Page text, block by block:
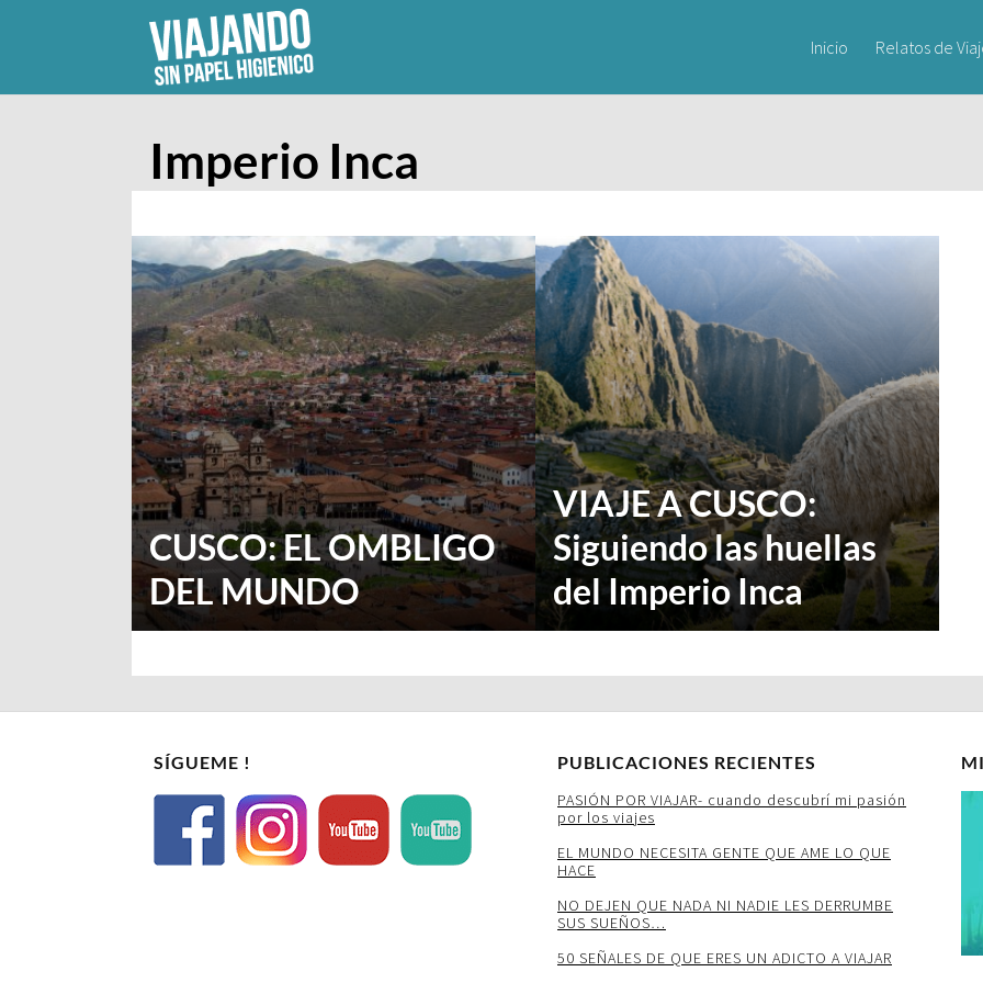
Inicio Relatos de
Imperio Inca
CUSCO: EL OMBLIGO
DEL MUNDO
VIAJE A CUSCO:
Siguiendo las huellas
del Imperio Inca
SÍGUEME ! PUBLICACIONES RECIENTES
PASIÓN POR VIAJAR- cuando descubrí mi pasión
por los viajes
EL MUNDO NECESITA GENTE QUE AME LO QUE
HACE
NO DEJEN QUE NADA NI NADIE LES DERRUMBE
SUS SUEÑOS…
50 SEÑALES DE QUE ERES UN ADICTO A VIAJAR